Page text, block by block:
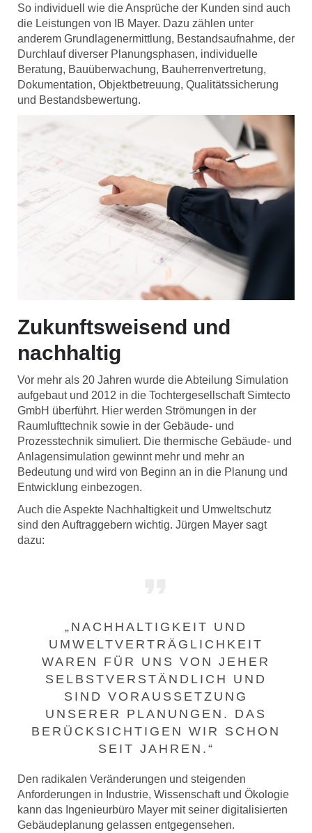
So individuell wie die Ansprüche der Kunden sind auch
die Leistungen von IB Mayer. Dazu zählen unter
anderem Grundlagenermittlung, Bestandsaufnahme, der
Durchlauf diverser Planungsphasen, individuelle
Beratung, Bauüberwachung, Bauherrenvertretung,
Dokumentation, Objektbetreuung, Qualitätssicherung
und Bestandsbewertung.
Zukunftsweisend und
nachhaltig
Vor mehr als 20 Jahren wurde die Abteilung Simulation
aufgebaut und 2012 in die Tochtergesellschaft Simtecto
GmbH überführt. Hier werden Strömungen in der
Raumlufttechnik sowie in der Gebäude- und
Prozesstechnik simuliert. Die thermische Gebäude- und
Anlagensimulation gewinnt mehr und mehr an
Bedeutung und wird von Beginn an in die Planung und
Entwicklung einbezogen.
Auch die Aspekte Nachhaltigkeit und Umweltschutz
sind den Auftraggebern wichtig. Jürgen Mayer sagt
dazu:
„NACHHALTIGKEIT UND
UMWELTVERTRÄGLICHKEIT
WAREN FÜR UNS VON JEHER
SELBSTVERSTÄNDLICH UND
SIND VORAUSSETZUNG
UNSERER PLANUNGEN. DAS
BERÜCKSICHTIGEN WIR SCHON
SEIT JAHREN.“
Den radikalen Veränderungen und steigenden
Anforderungen in Industrie, Wissenschaft und Ökologie
kann das Ingenieurbüro Mayer mit seiner digitalisierten
Gebäudeplanung gelassen entgegensehen.